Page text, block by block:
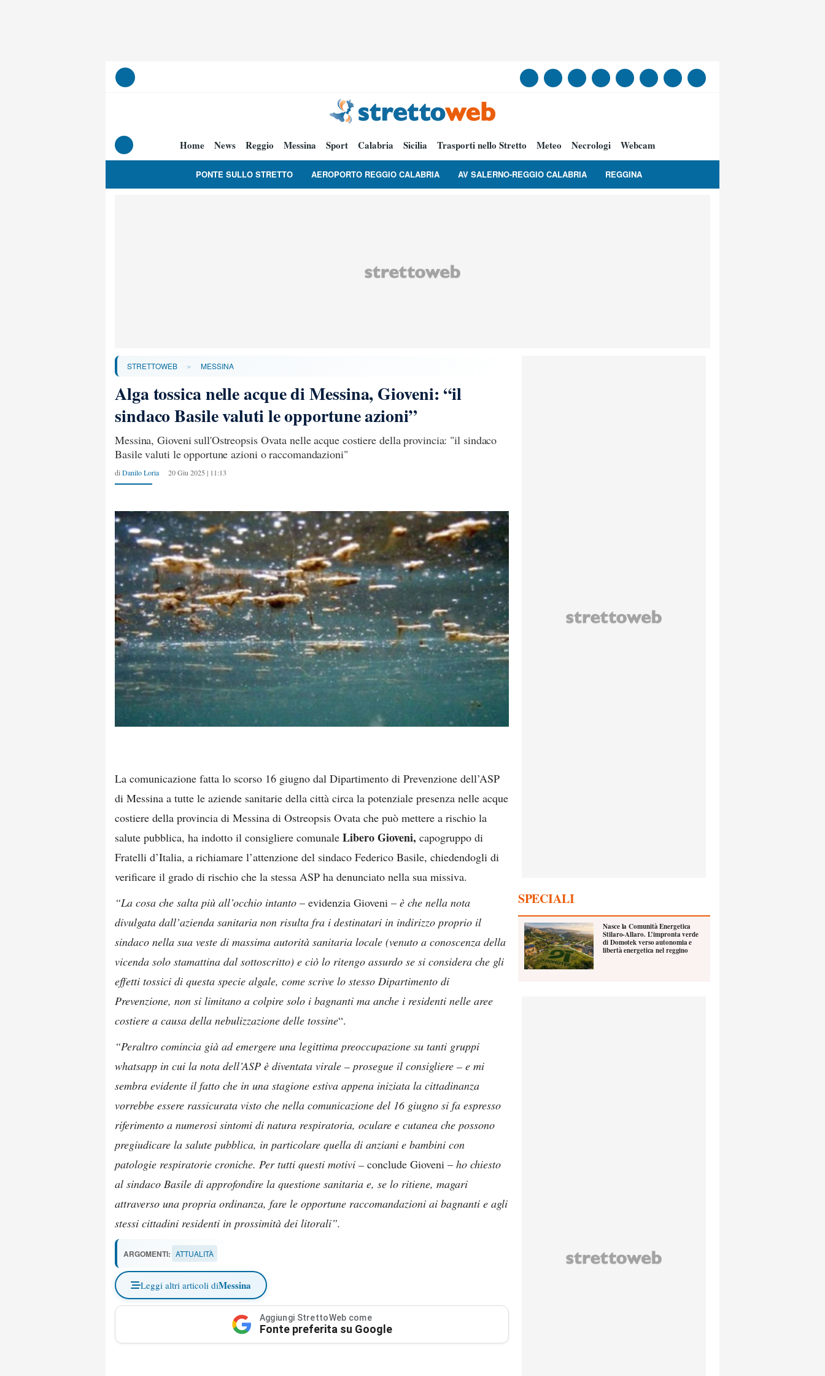
Home News Reggio Messina Sport Calabria Sicilia Trasporti nello Stretto Meteo Necrologi Webcam
PONTE SULLO STRETTO AEROPORTO REGGIO CALABRIA AV SALERNO-REGGIO CALABRIA REGGINA
STRETTOWEB » MESSINA
Alga tossica nelle acque di Messina, Gioveni: “il
sindaco Basile valuti le opportune azioni”
Messina, Gioveni sull'Ostreopsis Ovata nelle acque costiere della provincia: "il sindaco
Basile valuti le opportune azioni o raccomandazioni"
di Danilo Loria 20 Giu 2025 | 11:13
La comunicazione fatta lo scorso 16 giugno dal Dipartimento di Prevenzione dell’ASP
di Messina a tutte le aziende sanitarie della città circa la potenziale presenza nelle acque
costiere della provincia di Messina di Ostreopsis Ovata che può mettere a rischio la
salute pubblica, ha indotto il consigliere comunale Libero Gioveni, capogruppo di
Fratelli d’Italia, a richiamare l’attenzione del sindaco Federico Basile, chiedendogli di
verificare il grado di rischio che la stessa ASP ha denunciato nella sua missiva.
“La cosa che salta più all’occhio intanto – evidenzia Gioveni – è che nella nota
divulgata dall’azienda sanitaria non risulta fra i destinatari in indirizzo proprio il
sindaco nella sua veste di massima autorità sanitaria locale (venuto a conoscenza della
vicenda solo stamattina dal sottoscritto) e ciò lo ritengo assurdo se si considera che gli
effetti tossici di questa specie algale, come scrive lo stesso Dipartimento di
Prevenzione, non si limitano a colpire solo i bagnanti ma anche i residenti nelle aree
costiere a causa della nebulizzazione delle tossine“.
“Peraltro comincia già ad emergere una legittima preoccupazione su tanti gruppi
whatsapp in cui la nota dell’ASP è diventata virale – prosegue il consigliere – e mi
sembra evidente il fatto che in una stagione estiva appena iniziata la cittadinanza
vorrebbe essere rassicurata visto che nella comunicazione del 16 giugno si fa espresso
riferimento a numerosi sintomi di natura respiratoria, oculare e cutanea che possono
pregiudicare la salute pubblica, in particolare quella di anziani e bambini con
patologie respiratorie croniche. Per tutti questi motivi – conclude Gioveni – ho chiesto
al sindaco Basile di approfondire la questione sanitaria e, se lo ritiene, magari
attraverso una propria ordinanza, fare le opportune raccomandazioni ai bagnanti e agli
stessi cittadini residenti in prossimità dei litorali”.
ARGOMENTI: ATTUALITÀ
Leggi altri articoli diMessina
Aggiungi StrettoWeb come
Fonte preferita su Google
SPECIALI
Nasce la Comunità Energetica
Stilaro-Allaro. L’impronta verde
di Domotek verso autonomia e
libertà energetica nel reggino